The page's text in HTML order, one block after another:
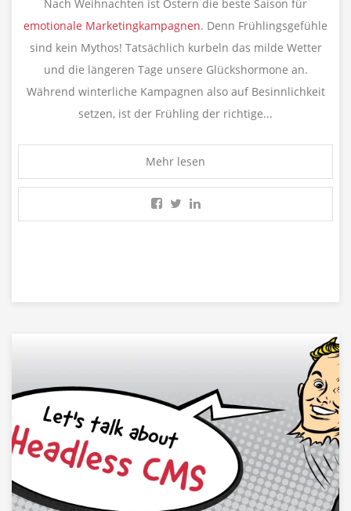
Nach Weihnachten ist Ostern die beste Saison für
emotionale Marketingkampagnen. Denn Frühlingsgefühle
sind kein Mythos! Tatsächlich kurbeln das milde Wetter
und die längeren Tage unsere Glückshormone an.
Während winterliche Kampagnen also auf Besinnlichkeit
setzen, ist der Frühling der richtige...
Mehr lesen